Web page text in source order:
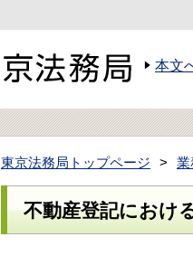
本文
東京法務局トップページ 業
不動産登記におけ